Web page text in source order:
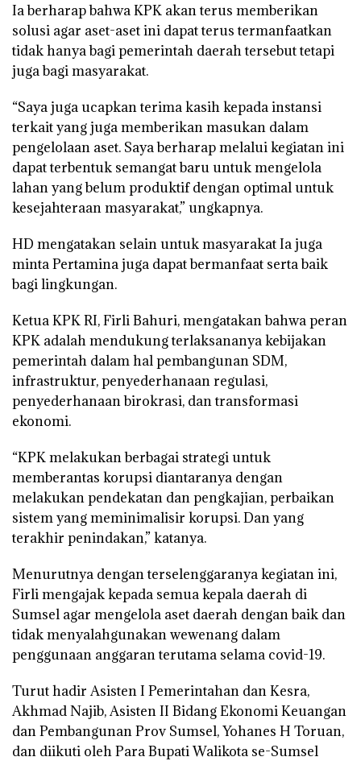
Ia berharap bahwa KPK akan terus memberikan
solusi agar aset-aset ini dapat terus termanfaatkan
tidak hanya bagi pemerintah daerah tersebut tetapi
juga bagi masyarakat.
“Saya juga ucapkan terima kasih kepada instansi
terkait yang juga memberikan masukan dalam
pengelolaan aset. Saya berharap melalui kegiatan ini
dapat terbentuk semangat baru untuk mengelola
lahan yang belum produktif dengan optimal untuk
kesejahteraan masyarakat,” ungkapnya.
HD mengatakan selain untuk masyarakat Ia juga
minta Pertamina juga dapat bermanfaat serta baik
bagi lingkungan.
Ketua KPK RI, Firli Bahuri, mengatakan bahwa peran
KPK adalah mendukung terlaksananya kebijakan
pemerintah dalam hal pembangunan SDM,
infrastruktur, penyederhanaan regulasi,
penyederhanaan birokrasi, dan transformasi
ekonomi.
“KPK melakukan berbagai strategi untuk
memberantas korupsi diantaranya dengan
melakukan pendekatan dan pengkajian, perbaikan
sistem yang meminimalisir korupsi. Dan yang
terakhir penindakan,” katanya.
Menurutnya dengan terselenggaranya kegiatan ini,
Firli mengajak kepada semua kepala daerah di
Sumsel agar mengelola aset daerah dengan baik dan
tidak menyalahgunakan wewenang dalam
penggunaan anggaran terutama selama covid-19.
Turut hadir Asisten I Pemerintahan dan Kesra,
Akhmad Najib, Asisten II Bidang Ekonomi Keuangan
dan Pembangunan Prov Sumsel, Yohanes H Toruan,
dan diikuti oleh Para Bupati Walikota se-Sumsel